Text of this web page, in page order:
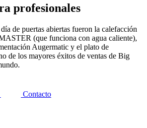
profesionales
de puertas abiertas fueron la calefacción
(que funciona con agua caliente),
Augermatic y el plato de
de los mayores éxitos de ventas de Big
Contacto